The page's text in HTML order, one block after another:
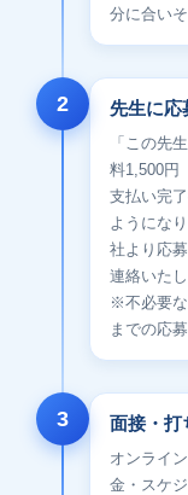
分に合い
2 先生に応
「この先
料1,500円
支払い完
ようにな
社より応
連絡いたし
※不必要
までの応
3 面接・打
オンライ
金・スケ